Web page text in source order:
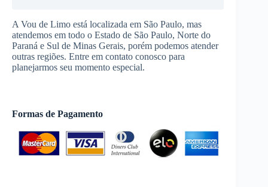
A Vou de Limo está localizada em São Paulo, mas
atendemos em todo o Estado de São Paulo, Norte do
Paraná e Sul de Minas Gerais, porém podemos atender
outras regiões. Entre em contato conosco para
planejarmos seu momento especial.
Formas de Pagamento